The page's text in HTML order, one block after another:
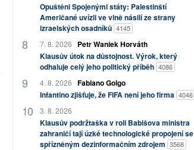
Opuštěni Spojenými státy: Palestinští
Američané uvízli ve vlně násilí ze strany
izraelských osadníků 4145
7. 8. 2026
Petr Waniek Horváth
Klausův útok na důstojnost. Výrok, který
odhaluje celý jeho politický příběh 4086
4. 8. 2026 Fabiano Golgo
Infantino zjišťuje, že FIFA není jeho firma 4046
3. 8. 2026
Klausův podržtaška v roli Babišova ministra
zahraničí tají úzké technologické propojení se
spřízněným dezinformačním zdrojem 3568